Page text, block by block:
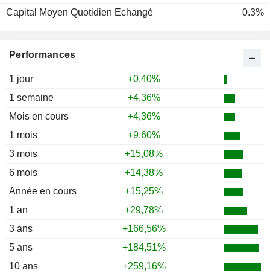
Performances
1 jour
+0,40%
1 semaine
+4,36%
Mois en cours
+4,36%
1 mois
+9,60%
3 mois
+15,08%
6 mois
+14,38%
Année en cours
+15,25%
1 an
+29,78%
3 ans
+166,56%
5 ans
+184,51%
10 ans
+259,16%
Capital Moyen Quotidien Echangé
0.3%